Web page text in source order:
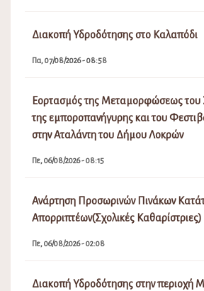
Διακοπή Υδροδότησης στο Καλαπόδι
Πα, 07/08/2026 - 08:58
Εορτασμός της Μεταμορφώσεως του
της εμποροπανήγυρης και του
στην Αταλάντη του Δήμου Λοκρών
Πε, 06/08/2026 - 08:15
Ανάρτηση Προσωρινών Πινάκων
Απορριπτέων(Σχολικές
Πε, 06/08/2026 - 02:08
Διακοπή Υδροδότησης στην περιοχή